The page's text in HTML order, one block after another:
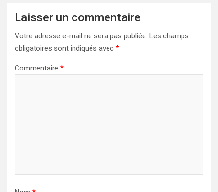
Laisser un commentaire
Votre adresse e-mail ne sera pas publiée. Les champs
obligatoires sont indiqués avec *
Commentaire *